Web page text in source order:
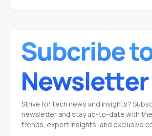
Strive for tech news and insights?
newsletter and stay up-to-date with
trends, expert insights, and exclusive